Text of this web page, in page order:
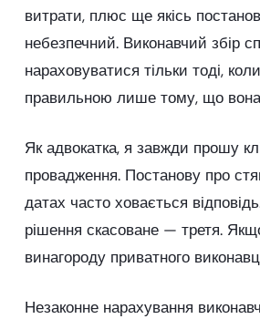
витрати, плюс ще якісь
небезпечний. Виконавчий збір
нараховуватися тільки тоді,
правильною лише тому, що
Як адвокатка, я завжди прошу
провадження. Постанову про
датах часто ховається
рішення скасоване — третя.
винагороду приватного
Незаконне нарахування